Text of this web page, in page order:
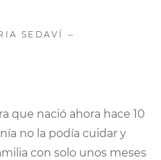
SEDAVÍ
que nació ahora hace 10
no la podía cuidar y
con solo unos meses